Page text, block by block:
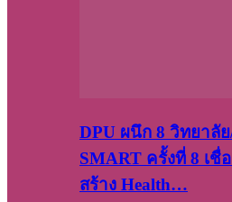
DPU ผนึก 8 วิทยาลั
SMART ครั้งที่ 8 เชื่
สร้าง Health…